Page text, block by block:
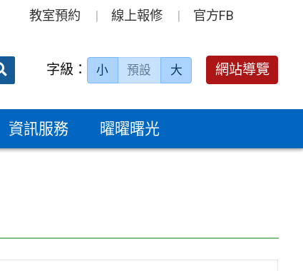
教室預約 線上報修 官方FB
送出 字級： 小 預設 大 網站導覽
資訊服務 曜曜曙光